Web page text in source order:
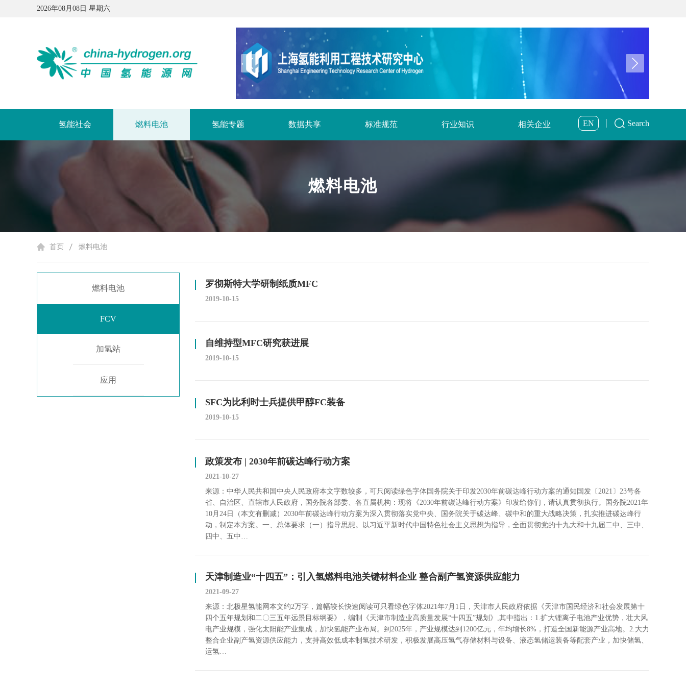
2026年08月08日 星期六
氢能社会 燃料电池 氢能专题 数据共享 标准规范 行业知识 相关企业 EN Search
燃料电池
首页 燃料电池
燃料电池
FCV
加氢站
应用
罗彻斯特大学研制纸质MFC
2019-10-15
自维持型MFC研究获进展
2019-10-15
SFC为比利时士兵提供甲醇FC装备
2019-10-15
政策发布 | 2030年前碳达峰行动方案
2021-10-27
来源：中华人民共和国中央人民政府本文字数较多，可只阅读绿色字体国务院关于印发2030年前碳达峰行动方案的通知国发〔2021〕23号各
省、自治区、直辖市人民政府，国务院各部委、各直属机构：现将《2030年前碳达峰行动方案》印发给你们，请认真贯彻执行。国务院2021年
10月24日（本文有删减）2030年前碳达峰行动方案为深入贯彻落实党中央、国务院关于碳达峰、碳中和的重大战略决策，扎实推进碳达峰行
动，制定本方案。一、总体要求（一）指导思想。以习近平新时代中国特色社会主义思想为指导，全面贯彻党的十九大和十九届二中、三中、
四中、五中…
天津制造业“十四五”：引入氢燃料电池关键材料企业 整合副产氢资源供应能力
2021-09-27
来源：北极星氢能网本文约2万字，篇幅较长快速阅读可只看绿色字体2021年7月1日，天津市人民政府依据《天津市国民经济和社会发展第十
四个五年规划和二〇三五年远景目标纲要》，编制《天津市制造业高质量发展“十四五”规划》,其中指出：1.扩大锂离子电池产业优势，壮大风
电产业规模，强化太阳能产业集成，加快氢能产业布局。到2025年，产业规模达到1200亿元，年均增长8%，打造全国新能源产业高地。2.大力
整合企业副产氢资源供应能力，支持高效低成本制氢技术研发，积极发展高压氢气存储材料与设备、液态氢储运装备等配套产业，加快储氢、
运氢…